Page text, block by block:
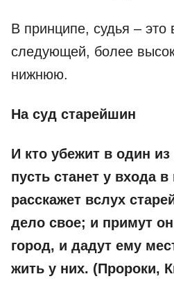
В принципе, судья – это
следующей, более
нижнюю.
На суд старейшин
И кто убежит в один из
пусть станет у входа
расскажет вслух
дело свое; и примут
город, и дадут ему
жить у них. (Пророки,